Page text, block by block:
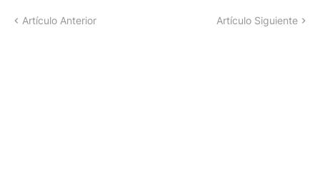
Artículo Anterior Artículo Siguiente